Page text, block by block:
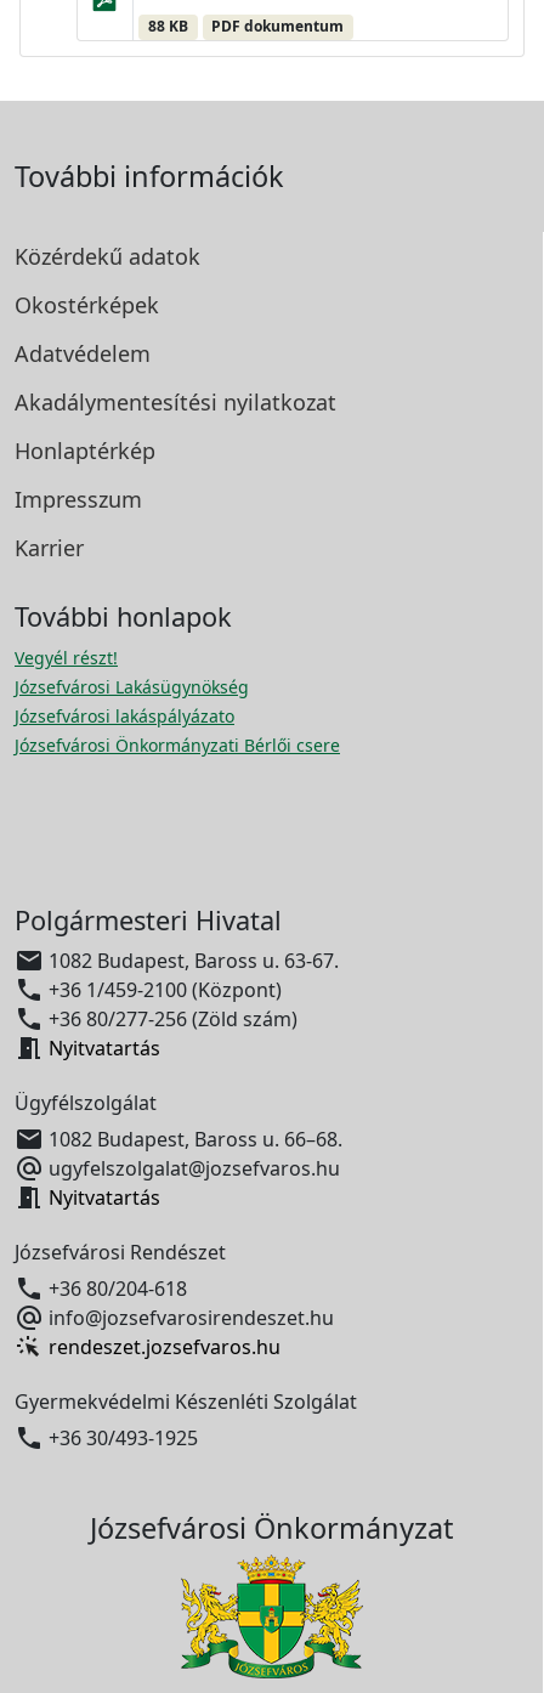
88 KB PDF dokumentum
További információk
Közérdekű adatok
Okostérképek
Adatvédelem
Akadálymentesítési nyilatkozat
Honlaptérkép
Impresszum
Karrier
További honlapok
Vegyél részt!
Józsefvárosi Lakásügynökség
Józsefvárosi lakáspályázato
Józsefvárosi Önkormányzati Bérlői csere
Polgármesteri Hivatal
 1082 Budapest, Baross u. 63-67.
 +36 1/459-2100 (Központ)
 +36 80/277-256 (Zöld szám)
 Nyitvatartás
Ügyfélszolgálat
 1082 Budapest, Baross u. 66–68.
 ugyfelszolgalat@jozsefvaros.hu
 Nyitvatartás
Józsefvárosi Rendészet
 +36 80/204-618
 info@jozsefvarosirendeszet.hu
rendeszet.jozsefvaros.hu
Gyermekvédelmi Készenléti Szolgálat
 +36 30/493-1925
Józsefvárosi Önkormányzat